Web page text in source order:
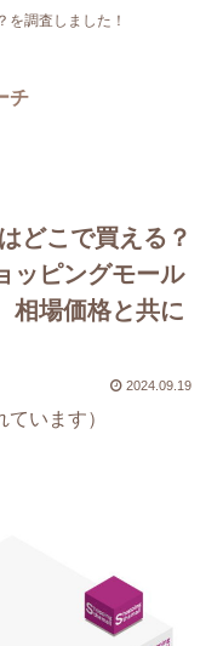
を調査しました！
チ
どこで買える？
ッピングモール
相場価格と共に
2024.09.19
います）